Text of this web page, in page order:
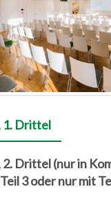
1. Drittel
2. Drittel (nur in
3 oder nur mit